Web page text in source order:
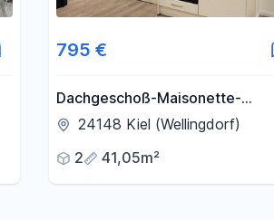
795 €
Dachgeschoß-Maisonette-
Wohnung 52 qm am Tilsiter Platz
24148 Kiel (Wellingdorf)
2
41,05m²